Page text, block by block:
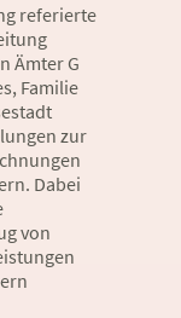
referierte
Ämter G
Familie
zur
Dabei
von